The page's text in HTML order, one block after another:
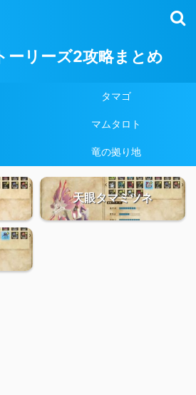
ーリーズ2攻略まとめ
タマゴ
マムタロト
竜の拠り地
天眼タマミツネ